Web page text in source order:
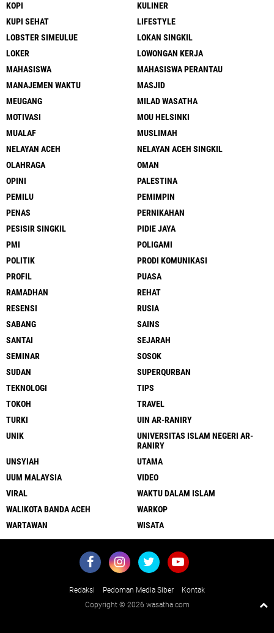
KOPI
KULINER
KUPI SEHAT
LIFESTYLE
LOBSTER SIMEULUE
LOKAN SINGKIL
LOKER
LOWONGAN KERJA
MAHASISWA
MAHASISWA PERANTAU
MANAJEMEN WAKTU
MASJID
MEUGANG
MILAD WASATHA
MOTIVASI
MOU HELSINKI
MUALAF
MUSLIMAH
NELAYAN ACEH
NELAYAN ACEH SINGKIL
OLAHRAGA
OMAN
OPINI
PALESTINA
PEMILU
PEMIMPIN
PENAS
PERNIKAHAN
PESISIR SINGKIL
PIDIE JAYA
PMI
POLIGAMI
POLITIK
PRODI KOMUNIKASI
PROFIL
PUASA
RAMADHAN
REHAT
RESENSI
RUSIA
SABANG
SAINS
SANTAI
SEJARAH
SEMINAR
SOSOK
SUDAN
SUPERQURBAN
TEKNOLOGI
TIPS
TOKOH
TRAVEL
TURKI
UIN AR-RANIRY
UNIK
UNIVERSITAS ISLAM NEGERI AR-
RANIRY
UNSYIAH
UTAMA
UUM MALAYSIA
VIDEO
VIRAL
WAKTU DALAM ISLAM
WALIKOTA BANDA ACEH
WARKOP
WARTAWAN
WISATA
Redaksi Pedoman Media Siber
Kontak
Copyright © 2026 wasatha.com